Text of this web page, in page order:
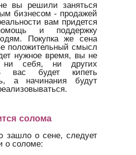
вы решили заняться
бизнесом - продажей
вам придется
и поддержку
Покупка же сена
положительный смысл
нужное время, вы не
ни себя, ни других
будет кипеть
а начинания будут
солома
зашло о сене, следует
о соломе: